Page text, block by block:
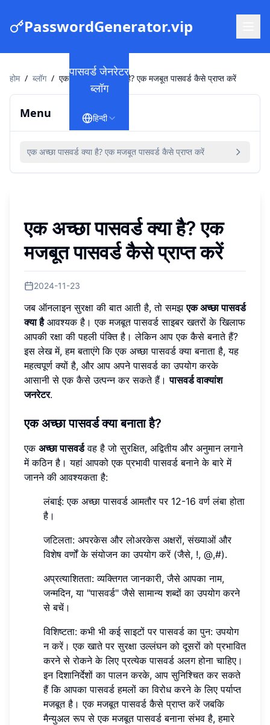
PasswordGenerator.vip
पासवर्ड जेनरेटर
ब्लॉग
हिन्दी
होम / ब्लॉग / एक अच्छा पासवर्ड क्या है? एक मजबूत पासवर्ड कैसे प्राप्त करें
Menu
एक अच्छा पासवर्ड क्या है? एक मजबूत पासवर्ड कैसे प्राप्त करें
एक अच्छा पासवर्ड क्या है? एक
मजबूत पासवर्ड कैसे प्राप्त करें
2024-11-23
जब ऑनलाइन सुरक्षा की बात आती है, तो समझएक अच्छा पासवर्ड
क्या हैआवश्यक है। एक मजबूत पासवर्ड साइबर खतरों के खिलाफ
आपकी रक्षा की पहली पंक्ति है। लेकिन आप एक कैसे बनाते हैं?
इस लेख में, हम बताएंगे कि एक अच्छा पासवर्ड क्या बनाता है, यह
महत्वपूर्ण क्यों है, और आप अपने पासवर्ड का उपयोग करके
आसानी से एक कैसे उत्पन्न कर सकते हैं।पासवर्ड वाक्यांश
जनरेटर.
एक अच्छा पासवर्ड क्या बनाता है?
एक अच्छा पासवर्डवह है जो सुरक्षित, अद्वितीय और अनुमान लगाने
में कठिन है। यहां आपको एक प्रभावी पासवर्ड बनाने के बारे में
जानने की आवश्यकता है:
लंबाई: एक अच्छा पासवर्ड आमतौर पर 12-16 वर्ण लंबा होता
है।
जटिलता: अपरकेस और लोअरकेस अक्षरों, संख्याओं और
विशेष वर्णों के संयोजन का उपयोग करें (जैसे, !, @,#).
अप्रत्याशितता: व्यक्तिगत जानकारी, जैसे आपका नाम,
जन्मदिन, या "पासवर्ड" जैसे सामान्य शब्दों का उपयोग करने
से बचें।
विशिष्टता: कभी भी कई साइटों पर पासवर्ड का पुन: उपयोग
न करें। एक खाते पर सुरक्षा उल्लंघन को दूसरों को प्रभावित
करने से रोकने के लिए प्रत्येक पासवर्ड अलग होना चाहिए।
इन दिशानिर्देशों का पालन करके, आप सुनिश्चित कर सकते
हैं कि आपका पासवर्ड हमलों का विरोध करने के लिए पर्याप्त
मजबूत है। एक मजबूत पासवर्ड कैसे प्राप्त करें जबकि
मैन्युअल रूप से एक मजबूत पासवर्ड बनाना संभव है, हमारे